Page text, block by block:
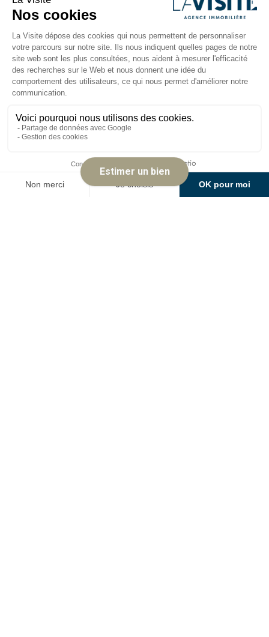
Chambre - parquet massif -
prolongement de la pdv
9.36 m²
Cuisine équipée et aménagée (four,
plaque, hotte, frigo, lave-vaisselle) -
accès loggia
7.6 m²
Dégagement avec deux placards
Chambre - parquet massif